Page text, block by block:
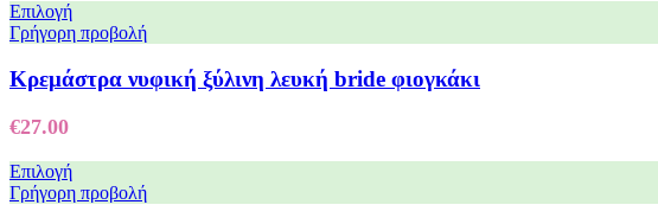
Επιλογή
Γρήγορη προβολή
Κρεμάστρα νυφική ξύλινη λευκή bride φιογκάκι
€27.00
Επιλογή
Γρήγορη προβολή